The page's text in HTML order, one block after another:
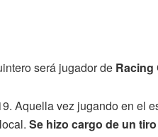
será jugador de Racing
Aquella vez jugando en el
Se hizo cargo de un